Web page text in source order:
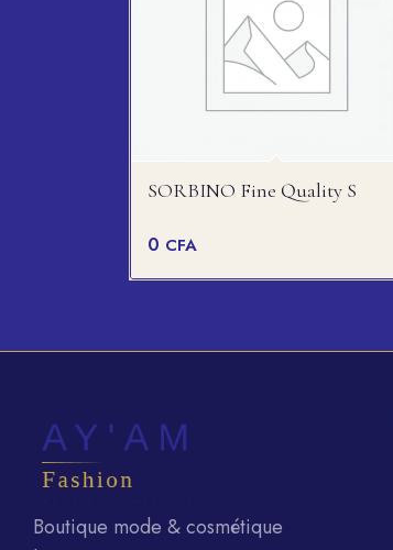
SORBINO Fine Quality S
0 CFA
Boutique mode & cosmétique